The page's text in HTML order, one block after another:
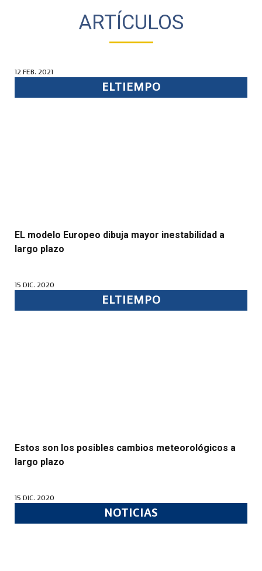
ARTÍCULOS
12 FEB. 2021
ELTIEMPO
EL modelo Europeo dibuja mayor inestabilidad a
largo plazo
15 DIC. 2020
ELTIEMPO
Estos son los posibles cambios meteorológicos a
largo plazo
15 DIC. 2020
NOTICIAS